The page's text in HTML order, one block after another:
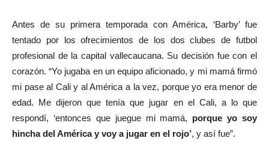
Antes de su primera temporada con América, ‘Barby’ fue
tentado por los ofrecimientos de los dos clubes de futbol
profesional de la capital vallecaucana. Su decisión fue con el
corazón. “Yo jugaba en un equipo aficionado, y mi mamá firmó
mi pase al Cali y al América a la vez, porque yo era menor de
edad. Me dijeron que tenía que jugar en el Cali, a lo que
respondí, ‘entonces que juegue mi mamá, porque yo soy
hincha del América y voy a jugar en el rojo’, y así fue”.